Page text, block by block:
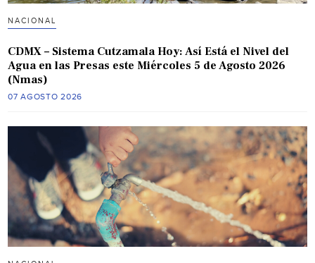
NACIONAL
CDMX – Sistema Cutzamala Hoy: Así Está el Nivel del
Agua en las Presas este Miércoles 5 de Agosto 2026
(Nmas)
07 AGOSTO 2026